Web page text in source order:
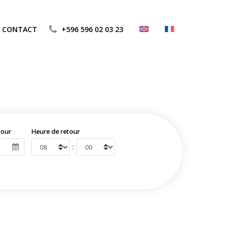
CONTACT +596 596 02 03 23
Heure de retour
: